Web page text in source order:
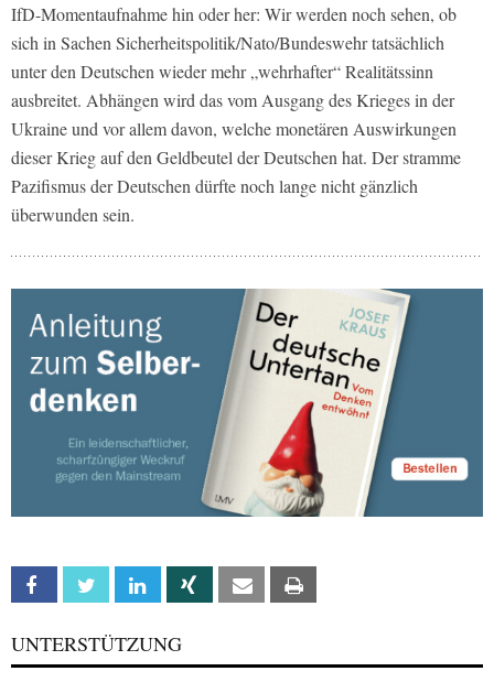
IfD-Momentaufnahme hin oder her: Wir werden noch sehen, ob
sich in Sachen Sicherheitspolitik/Nato/Bundeswehr tatsächlich
unter den Deutschen wieder mehr „wehrhafter“ Realitätssinn
ausbreitet. Abhängen wird das vom Ausgang des Krieges in der
Ukraine und vor allem davon, welche monetären Auswirkungen
dieser Krieg auf den Geldbeutel der Deutschen hat. Der stramme
Pazifismus der Deutschen dürfte noch lange nicht gänzlich
überwunden sein.
Facebook Twitter Linkedin Xing Email
UNTERSTÜTZUNG